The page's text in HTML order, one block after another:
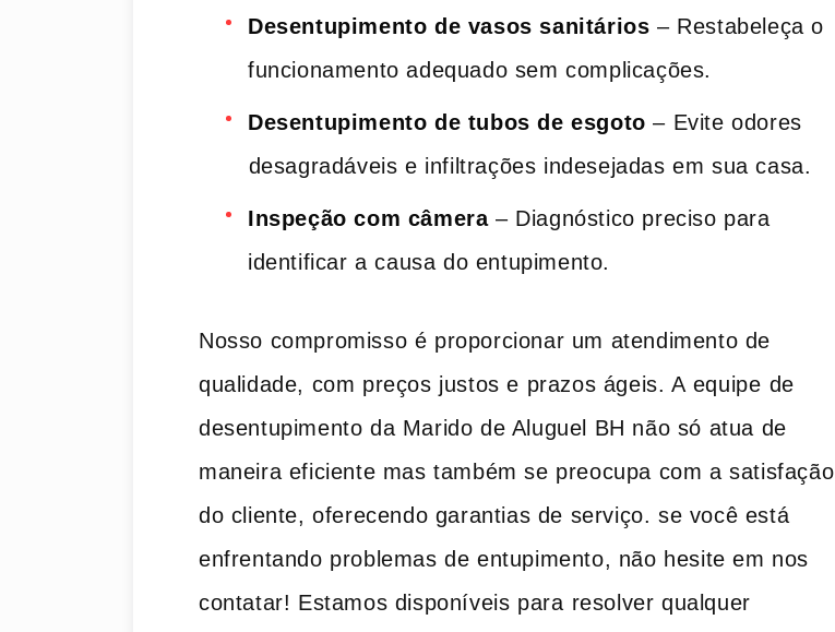
Desentupimento de vasos sanitários – Restabeleça o
funcionamento adequado sem complicações.
Desentupimento de tubos de esgoto – Evite odores
⁢desagradáveis e infiltrações indesejadas em sua casa.
Inspeção com câmera– Diagnóstico preciso para
identificar a causa do entupimento.
Nosso compromisso é‍ proporcionar um atendimento de
qualidade, com preços justos e prazos ágeis. A ⁣equipe⁣ de ​
desentupimento da Marido de Aluguel BH não só atua de
maneira eficiente mas também se preocupa com a​ satisfação
do cliente, oferecendo ​garantias de serviço. se você está
enfrentando problemas de entupimento, não hesite em nos
contatar! Estamos disponíveis ​para ⁤resolver qualquer